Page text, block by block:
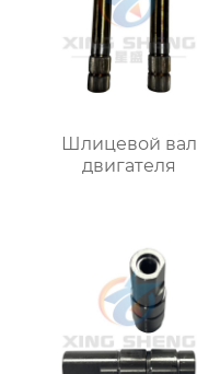
Шлицевой вал
двигателя